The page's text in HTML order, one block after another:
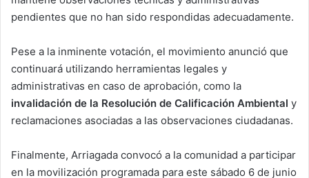
pendientes que no han sido respondidas adecuadamente.
Pese a la inminente votación, el movimiento anunció que
continuará utilizando herramientas legales y
administrativas en caso de aprobación, como la
invalidación de la Resolución de Calificación Ambiental y
reclamaciones asociadas a las observaciones ciudadanas.
Finalmente, Arriagada convocó a la comunidad a participar
en la movilización programada para este sábado 6 de junio